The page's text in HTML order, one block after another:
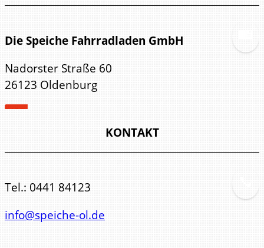
Die Speiche Fahrradladen GmbH
Nadorster Straße 60
26123 Oldenburg
KONTAKT
Tel.: 0441 84123
info@speiche-ol.de